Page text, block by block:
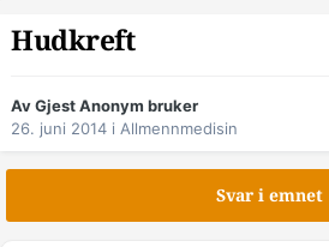
Hudkreft
Av Gjest Anonym bruker
26. juni 2014 i Allmennmedisin
Svar i emnet